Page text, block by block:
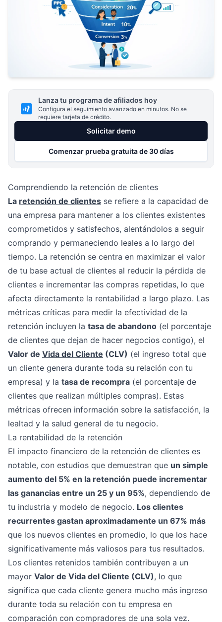
Lanza tu programa de afiliados hoy
Configura el seguimiento avanzado en minutos. No se
requiere tarjeta de crédito.
Solicitar demo
Comenzar prueba gratuita de 30 días
Comprendiendo la retención de clientes
La retención de clientes se refiere a la capacidad de
una empresa para mantener a los clientes existentes
comprometidos y satisfechos, alentándolos a seguir
comprando y permaneciendo leales a lo largo del
tiempo. La retención se centra en maximizar el valor
de tu base actual de clientes al reducir la pérdida de
clientes e incrementar las compras repetidas, lo que
afecta directamente la rentabilidad a largo plazo. Las
métricas críticas para medir la efectividad de la
retención incluyen la tasa de abandono (el porcentaje
de clientes que dejan de hacer negocios contigo), el
Valor de Vida del Cliente (CLV) (el ingreso total que
un cliente genera durante toda su relación con tu
empresa) y la tasa de recompra (el porcentaje de
clientes que realizan múltiples compras). Estas
métricas ofrecen información sobre la satisfacción, la
lealtad y la salud general de tu negocio.
La rentabilidad de la retención
El impacto financiero de la retención de clientes es
notable, con estudios que demuestran que un simple
aumento del 5% en la retención puede incrementar
las ganancias entre un 25 y un 95%, dependiendo de
tu industria y modelo de negocio. Los clientes
recurrentes gastan aproximadamente un 67% más
que los nuevos clientes en promedio, lo que los hace
significativamente más valiosos para tus resultados.
Los clientes retenidos también contribuyen a un
mayor Valor de Vida del Cliente (CLV), lo que
significa que cada cliente genera mucho más ingreso
durante toda su relación con tu empresa en
comparación con compradores de una sola vez.